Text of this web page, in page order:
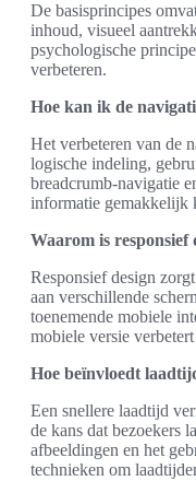
De basisprincipes
inhoud, visueel
psychologische
verbeteren.
Hoe kan ik de
Het verbeteren van de
logische indeling,
breadcrumb-navigatie
informatie gemakkelijk
Waarom is
Responsief design
aan verschillende
toenemende mobiele
mobiele versie
Hoe beïnvloedt
Een snellere laadtijd
de kans dat bezoekers
afbeeldingen en het
technieken om